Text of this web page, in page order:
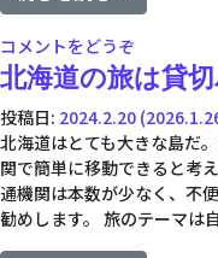
コメントをどうぞ
北海道の旅は貸
投稿日: 2024.2.20
北海道はとても大きな島だ
関で簡単に移動できると考
通機関は本数が少なく、不
勧めします。 旅のテーマは